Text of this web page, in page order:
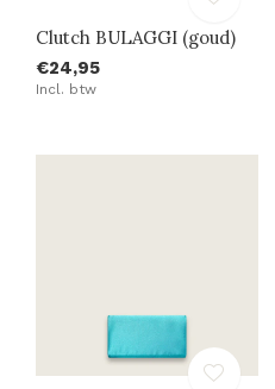
Clutch BULAGGI (goud)
€24,95
Incl. btw